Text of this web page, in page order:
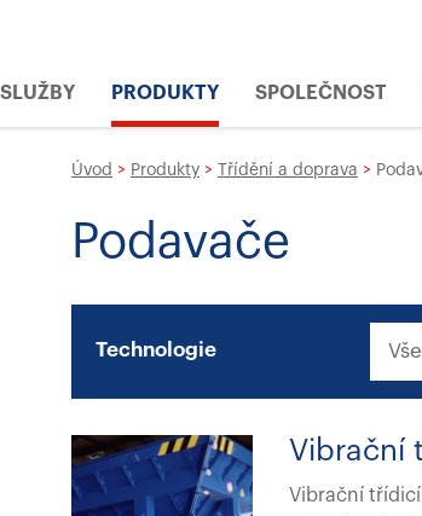
SLUŽBY PRODUKTY SPOLEČNOST
Úvod > Produkty > Třídění a doprava >
Podavače
Technologie
Vibrační
Vibrační třídicí